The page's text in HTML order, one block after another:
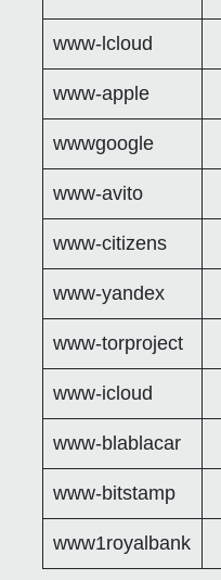
www-lcloud
www-apple
wwwgoogle
www-avito
www-citizens
www-yandex
www-torproject
www-icloud
www-blablacar
www-bitstamp
www1royalbank